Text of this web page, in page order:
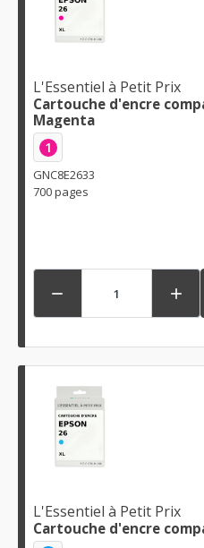
L'Essentiel à Petit Prix
Cartouche d'encre
Magenta
1
GNC8E2633
700 pages
 
L'Essentiel à Petit Prix
Cartouche d'encre